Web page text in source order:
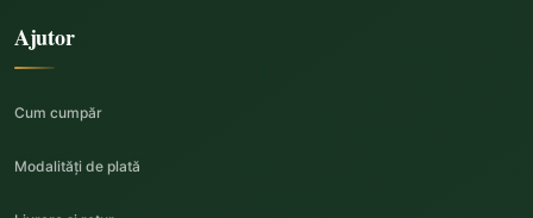
Ajutor
Cum cumpăr
Modalități de plată